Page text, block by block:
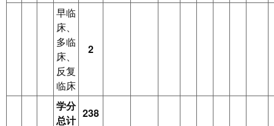
早临
床、
多临
床、
反复
临床
2
学分
总计
238